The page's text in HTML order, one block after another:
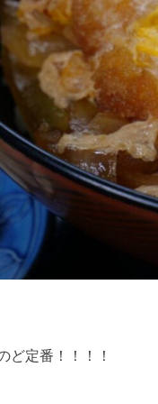
ど定番！！！！